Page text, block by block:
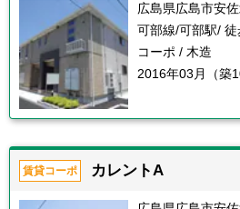
広島県広島市安
可部線/可部駅/
コーポ / 木造
2016年03月（築
賃貸コーポ カレントA